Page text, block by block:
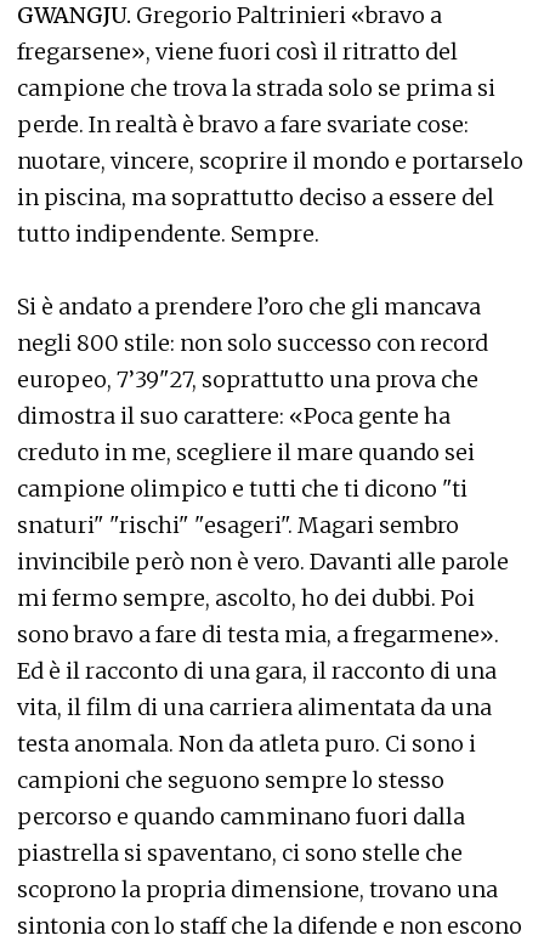
GWANGJU. Gregorio Paltrinieri «bravo a
fregarsene», viene fuori così il ritratto del
campione che trova la strada solo se prima si
perde. In realtà è bravo a fare svariate cose:
nuotare, vincere, scoprire il mondo e portarselo
in piscina, ma soprattutto deciso a essere del
tutto indipendente. Sempre.
Si è andato a prendere l’oro che gli mancava
negli 800 stile: non solo successo con record
europeo, 7’39"27, soprattutto una prova che
dimostra il suo carattere: «Poca gente ha
creduto in me, scegliere il mare quando sei
campione olimpico e tutti che ti dicono "ti
snaturi" "rischi" "esageri". Magari sembro
invincibile però non è vero. Davanti alle parole
mi fermo sempre, ascolto, ho dei dubbi. Poi
sono bravo a fare di testa mia, a fregarmene».
Ed è il racconto di una gara, il racconto di una
vita, il film di una carriera alimentata da una
testa anomala. Non da atleta puro. Ci sono i
campioni che seguono sempre lo stesso
percorso e quando camminano fuori dalla
piastrella si spaventano, ci sono stelle che
scoprono la propria dimensione, trovano una
sintonia con lo staff che la difende e non escono